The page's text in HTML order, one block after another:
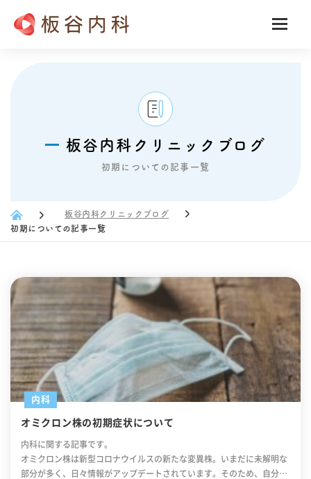
板谷内科クリニックブログ
初期についての記事一覧
板谷内科クリニックブログ
初期についての記事一覧
内科
オミクロン株の初期症状について
内科に関する記事です。
オミクロン株は新型コロナウイルスの新たな変異株。いまだに未解明な
部分が多く、日々情報がアップデートされています。そのため、自分の